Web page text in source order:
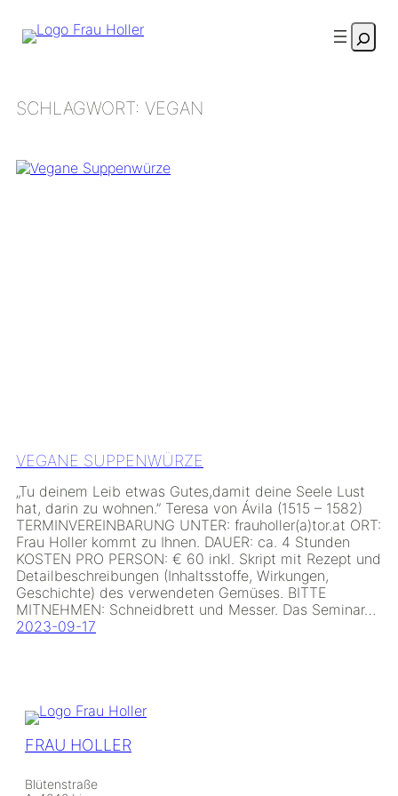
Inhalt
springen
Suchen
SCHLAGWORT: VEGAN
VEGANE SUPPENWÜRZE
„Tu deinem Leib etwas Gutes,damit deine Seele Lust
hat, darin zu wohnen.” Teresa von Ávila (1515 – 1582)
TERMINVEREINBARUNG UNTER: frauholler(a)tor.at ORT:
Frau Holler kommt zu Ihnen. DAUER: ca. 4 Stunden
KOSTEN PRO PERSON: € 60 inkl. Skript mit Rezept und
Detailbeschreibungen (Inhaltsstoffe, Wirkungen,
Geschichte) des verwendeten Gemüses. BITTE
MITNEHMEN: Schneidbrett und Messer. Das Seminar…
2023-09-17
FRAU HOLLER
Blütenstraße